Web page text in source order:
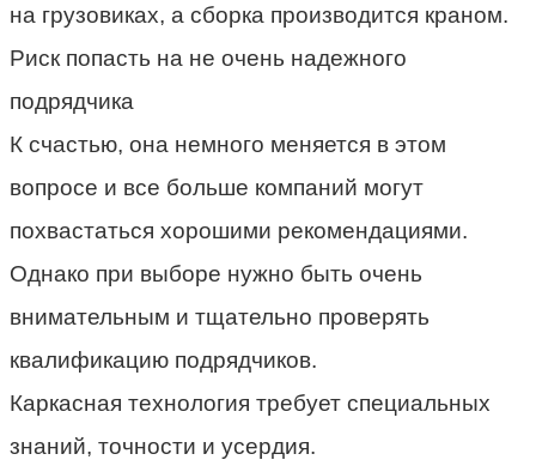
на грузовиках, а сборка производится краном.
Риск попасть на не очень надежного
подрядчика
К счастью, она немного меняется в этом
вопросе и все больше компаний могут
похвастаться хорошими рекомендациями.
Однако при выборе нужно быть очень
внимательным и тщательно проверять
квалификацию подрядчиков.
Каркасная технология требует специальных
знаний, точности и усердия.